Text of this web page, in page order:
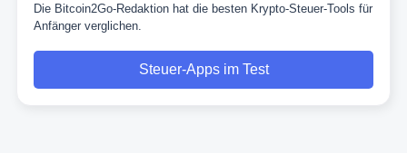
Die Bitcoin2Go-Redaktion hat die besten Krypto-Steuer-Tools für
Anfänger verglichen.
Steuer-Apps im Test